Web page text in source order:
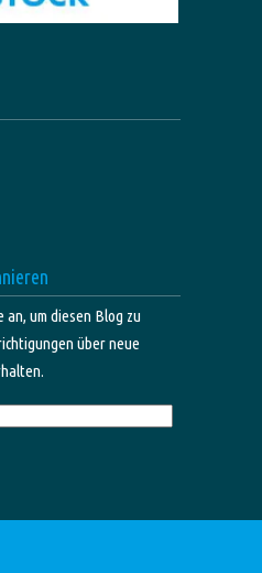
an, um diesen Blog zu
über neue